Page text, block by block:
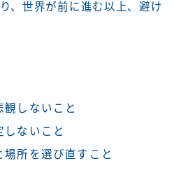
、世界が前に進む以上、避け
観しないこと
しないこと
所を選び直すこと